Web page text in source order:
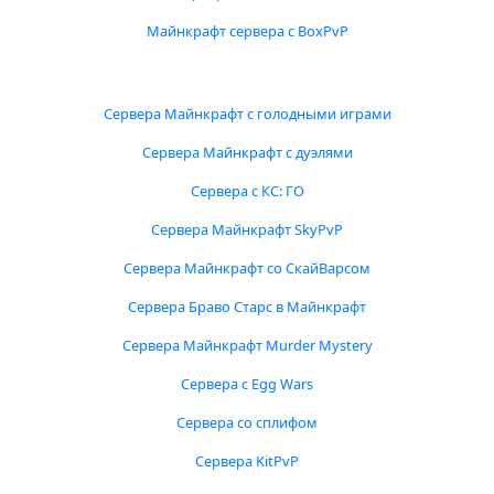
Майнкрафт сервера с BoxPvP
Сервера Майнкрафт с голодными играми
Сервера Майнкрафт с дуэлями
Сервера с КС: ГО
Сервера Майнкрафт SkyPvP
Сервера Майнкрафт со СкайВарсом
Сервера Браво Старс в Майнкрафт
Сервера Майнкрафт Murder Mystery
Сервера с Egg Wars
Сервера со сплифом
Сервера KitPvP